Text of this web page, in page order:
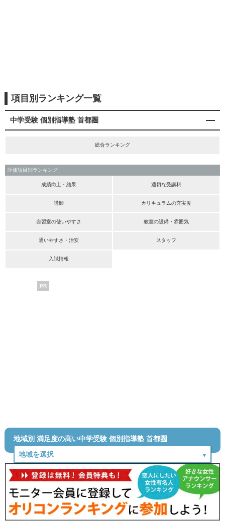
項目別ランキング一覧
中学受験 個別指導塾 首都圏
総合ランキング
評価項目別ランキング
成績向上・結果 適切な受講料
講師 カリキュラムの充実度
自習室の使いやすさ 教室の設備・雰囲気
通いやすさ・治安 スタッフ
入試情報
PR
地域別 満足度の高い中学受験 個別指導塾 首都圏